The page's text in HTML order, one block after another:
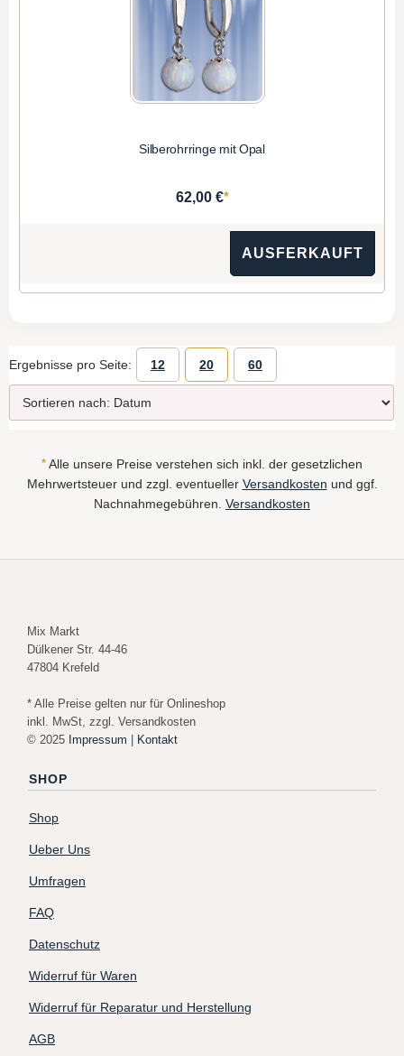
Silberohrringe mit Opal
62,00 €*
AUSFERKAUFT
Ergebnisse pro Seite: 12 20 60
* Alle unsere Preise verstehen sich inkl. der gesetzlichen
Mehrwertsteuer und zzgl. eventueller Versandkosten und ggf.
Nachnahmegebühren. Versandkosten
Mix Markt
Dülkener Str. 44-46
47804 Krefeld
* Alle Preise gelten nur für Onlineshop
inkl. MwSt, zzgl. Versandkosten
© 2025 Impressum | Kontakt
SHOP
Shop
Ueber Uns
Umfragen
FAQ
Datenschutz
Widerruf für Waren
Widerruf für Reparatur und Herstellung
AGB